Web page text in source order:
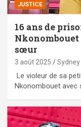
JUSTICE
16 ans de
sœur
3 août 2025 Sydney
Le violeur de sa
Nkonombouet avec